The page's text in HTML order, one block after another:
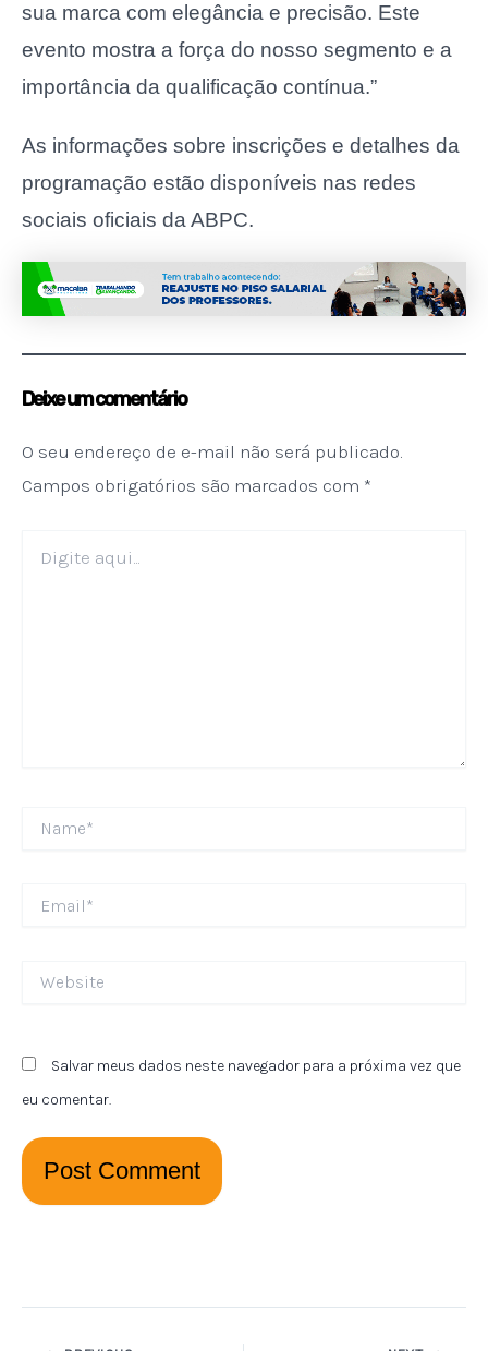
sua marca com elegância e precisão. Este
evento mostra a força do nosso segmento e a
importância da qualificação contínua.”
As informações sobre inscrições e detalhes da
programação estão disponíveis nas redes
sociais oficiais da ABPC.
Deixe um comentário
O seu endereço de e-mail não será publicado.
Campos obrigatórios são marcados com *
aqui...
Salvar meus dados neste navegador para a próxima vez que
eu comentar.